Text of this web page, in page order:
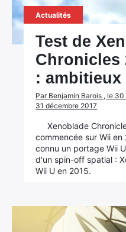
Actualités
Test de
Chronicles
:
Par Benjamin Barois , le
31 décembre 2017
Xenoblade
commencée sur Wii
connu un portage Wii
d'un spin-off spatial :
Wii U en 2015.